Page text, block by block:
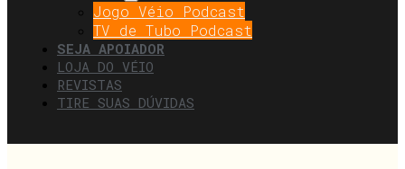
Jogo Véio Podcast
TV de Tubo Podcast
SEJA APOIADOR
LOJA DO VÉIO
REVISTAS
TIRE SUAS DÚVIDAS